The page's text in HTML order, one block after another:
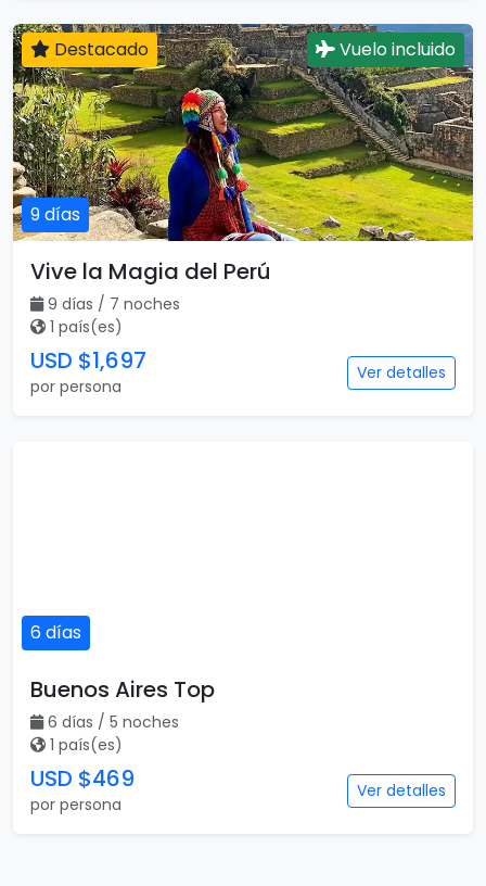
9 días
Destacado Vuelo incluido
Vive la Magia del Perú
9 días / 7 noches
1 país(es)
USD $1,697
por persona
Ver detalles
6 días
Buenos Aires Top
6 días / 5 noches
1 país(es)
USD $469
por persona
Ver detalles